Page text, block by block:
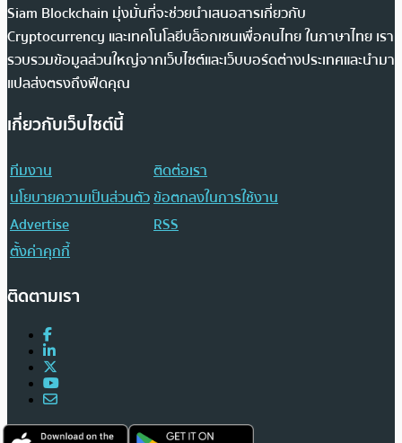
Siam Blockchain มุ่งมั่นที่จะช่วยนำเสนอสารเกี่ยวกับ
Cryptocurrency และเทคโนโลยีบล็อกเชนเพื่อคนไทย ในภาษาไทย เรา
รวบรวมข้อมูลส่วนใหญ่จากเว็บไซต์และเว็บบอร์ดต่างประเทศและนำมา
แปลส่งตรงถึงฟีดคุณ
เกี่ยวกับเว็บไซต์นี้
ทีมงาน
ติดต่อเรา
นโยบายความเป็นส่วนตัวข้อตกลงในการใช้งาน
Advertise
RSS
ตั้งค่าคุกกี้
ติดตามเรา